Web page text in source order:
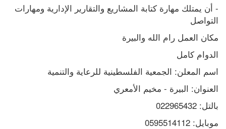
التواصل
مكان العمل رام الله والبيرة
الدوام كامل
اسم المعلن: الجمعية الفلسطينية للرعاية والتنمية
العنوان: البيرة - مخيم الأمعري
بالتل: 022965432
موبايل: 0595514112